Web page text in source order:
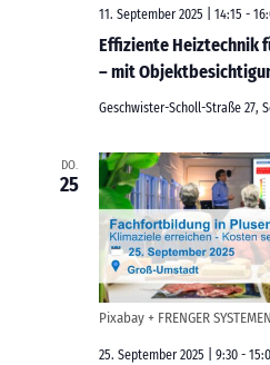
Effiziente Heiztechnik
– mit
11. September 2025 | 14:15 -
Geschwister-Scholl-Straße 27,
DO.
25
Pixabay + FRENGER
25. September 2025 | 9:30 -